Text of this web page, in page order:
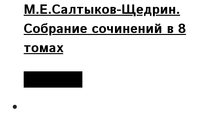
М.Е.Салтыков-Щедрин.
Собрание сочинений в 8
томах